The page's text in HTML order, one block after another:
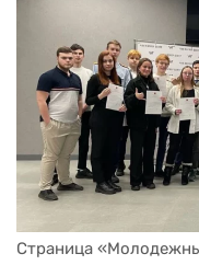
Страница